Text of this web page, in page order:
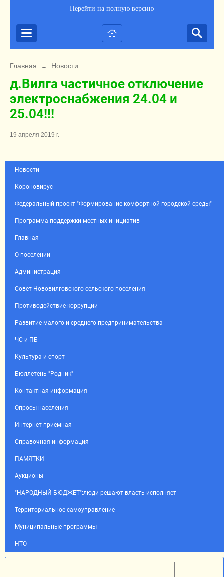
Перейти на полную версию
Главная → Новости
д.Вилга частичное отключение
электроснабжения 24.04 и
25.04!!!
19 апреля 2019 г.
Новости
Короновирус
Федеральный проект "Формирование комфортной городской среды"
Программа поддержки местных инициатив
Главная
О поселении
Администрация
Совет Нововилговского сельского поселения
Противодействие коррупции
Развитие малого и среднего предпринимательства
ЧС и ПБ
Культура и спорт
Бюллетень "Родник"
Контактная информация
Опросы населения
Интернет-приемная
Справочная информация
ПАМЯТКИ
Аукционы
"НАРОДНЫЙ БЮДЖЕТ":люди решают-власть исполняет
Территориальное самоуправление
Муниципальные программы
НТО